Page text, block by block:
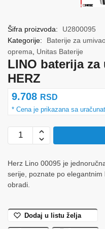
LINO baterija za
HERZ
9.708 RSD
Herz Lino 00095 je
serije, poznate po
obradi.
LINO
baterija
umivaonik
00095
Šifra proizvoda:
U2800095
Kategorije:
Baterije za
oprema
Unitas Baterije
Dodaj u listu želja